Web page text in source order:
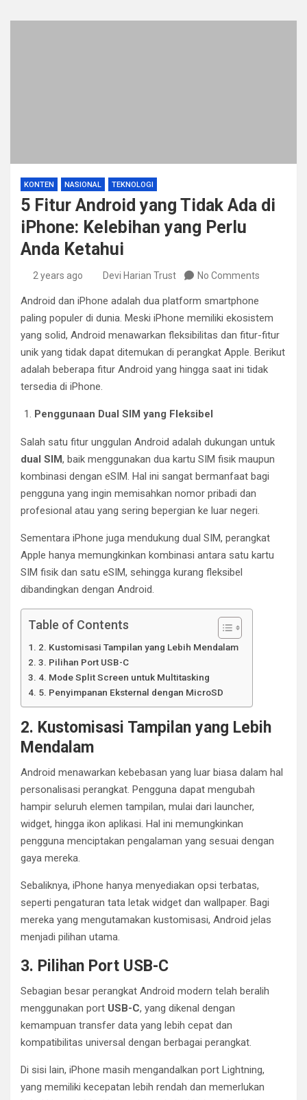
KONTEN NASIONAL TEKNOLOGI
5 Fitur Android yang Tidak Ada di
iPhone: Kelebihan yang Perlu
Anda Ketahui
2 years ago Devi Harian Trust No Comments
Android dan iPhone adalah dua platform smartphone
paling populer di dunia. Meski iPhone memiliki ekosistem
yang solid, Android menawarkan fleksibilitas dan fitur-fitur
unik yang tidak dapat ditemukan di perangkat Apple. Berikut
adalah beberapa fitur Android yang hingga saat ini tidak
tersedia di iPhone.
Penggunaan Dual SIM yang Fleksibel
Salah satu fitur unggulan Android adalah dukungan untuk
dual SIM, baik menggunakan dua kartu SIM fisik maupun
kombinasi dengan eSIM. Hal ini sangat bermanfaat bagi
pengguna yang ingin memisahkan nomor pribadi dan
profesional atau yang sering bepergian ke luar negeri.
Sementara iPhone juga mendukung dual SIM, perangkat
Apple hanya memungkinkan kombinasi antara satu kartu
SIM fisik dan satu eSIM, sehingga kurang fleksibel
dibandingkan dengan Android.
Table of Contents
2. Kustomisasi Tampilan yang Lebih Mendalam
3. Pilihan Port USB-C
4. Mode Split Screen untuk Multitasking
5. Penyimpanan Eksternal dengan MicroSD
2. Kustomisasi Tampilan yang Lebih
Mendalam
Android menawarkan kebebasan yang luar biasa dalam hal
personalisasi perangkat. Pengguna dapat mengubah
hampir seluruh elemen tampilan, mulai dari launcher,
widget, hingga ikon aplikasi. Hal ini memungkinkan
pengguna menciptakan pengalaman yang sesuai dengan
gaya mereka.
Sebaliknya, iPhone hanya menyediakan opsi terbatas,
seperti pengaturan tata letak widget dan wallpaper. Bagi
mereka yang mengutamakan kustomisasi, Android jelas
menjadi pilihan utama.
3. Pilihan Port USB-C
Sebagian besar perangkat Android modern telah beralih
menggunakan port USB-C, yang dikenal dengan
kemampuan transfer data yang lebih cepat dan
kompatibilitas universal dengan berbagai perangkat.
Di sisi lain, iPhone masih mengandalkan port Lightning,
yang memiliki kecepatan lebih rendah dan memerlukan